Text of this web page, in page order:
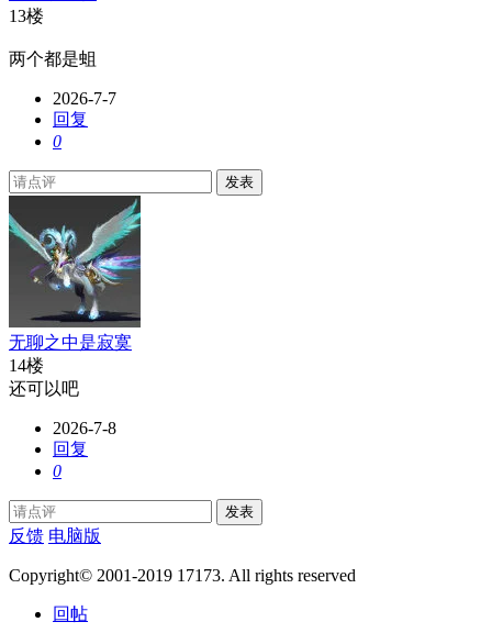
13楼
两个都是蛆
2026-7-7
回复
0
发表
无聊之中是寂寞
14楼
还可以吧
2026-7-8
回复
0
发表
反馈 电脑版
Copyright© 2001-2019 17173. All rights reserved
回帖